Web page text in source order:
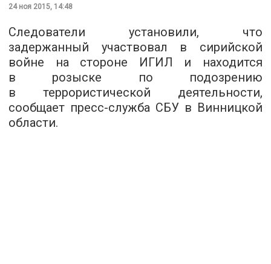
24 ноя 2015, 14:48
Следователи установили, что
задержанный участвовал в сирийской
войне на стороне ИГИЛ и находится
в розыске по подозрению
в террористической деятельности,
сообщает пресс-служба СБУ в Винницкой
области.